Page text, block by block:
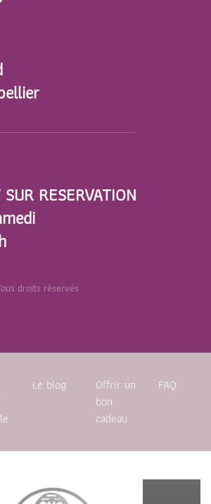
RESERVATION
droits réservés
Le blog
Offrir un
bon
cadeau
FAQ